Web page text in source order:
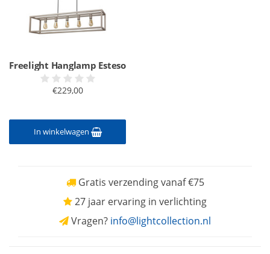
Freelight Hanglamp Esteso
€229,00
In winkelwagen
Gratis verzending vanaf €75
27 jaar ervaring in verlichting
Vragen? info@lightcollection.nl